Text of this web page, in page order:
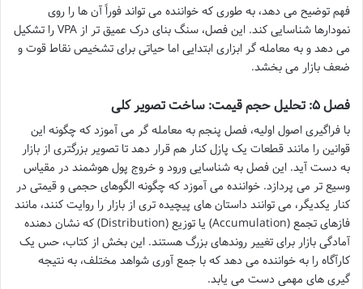
فهم توضیح می دهد، به طوری که خواننده می تواند فوراً آن ها را روی
نمودارها شناسایی کند. این فصل، سنگ بنای درک عمیق تر از VPA را تشکیل
می دهد و به معامله گر ابزاری ابتدایی اما حیاتی برای تشخیص نقاط قوت و
ضعف بازار می بخشد.
فصل ۵: تحلیل حجم قیمت: ساخت تصویر کلی
با فراگیری اصول اولیه، فصل پنجم به معامله گر می آموزد که چگونه این
قوانین را مانند قطعات یک پازل کنار هم قرار دهد تا تصویر بزرگتری از بازار
به دست آید. این فصل به شناسایی ورود و خروج پول هوشمند در مقیاس
وسیع تر می پردازد. خواننده می آموزد که چگونه الگوهای حجمی و قیمتی در
کنار یکدیگر، می توانند داستان های پیچیده تری از بازار را روایت کنند، مانند
فازهای تجمع (Accumulation) یا توزیع (Distribution) که نشان دهنده
آمادگی بازار برای تغییر روندهای بزرگ هستند. این بخش از کتاب، حس یک
کارآگاه را به خواننده می دهد که با جمع آوری شواهد مختلف، به نتیجه
گیری های مهمی دست می یابد.